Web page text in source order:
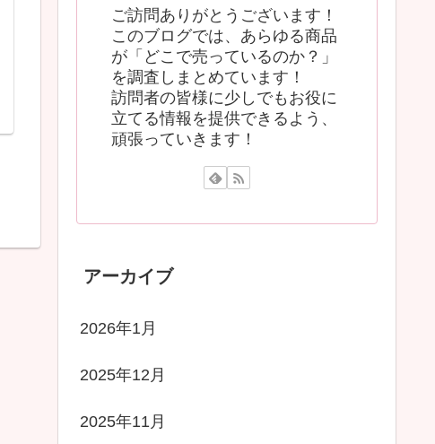
ご訪問ありがとうございます！
このブログでは、あらゆる商品
が「どこで売っているのか？」
を調査しまとめています！
訪問者の皆様に少しでもお役に
立てる情報を提供できるよう、
頑張っていきます！
アーカイブ
2026年1月
2025年12月
2025年11月